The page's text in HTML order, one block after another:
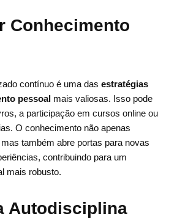
Conhecimento
contínuo é uma das estratégias
pessoal mais valiosas. Isso pode
a participação em cursos online ou
O conhecimento não apenas
também abre portas para novas
contribuindo para um
mais robusto.
Autodisciplina